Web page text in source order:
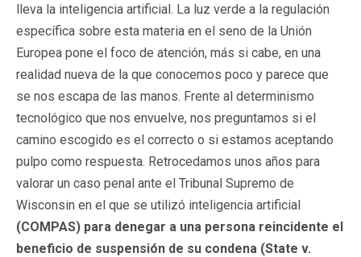
lleva la inteligencia artificial. La luz verde a la regulación
específica sobre esta materia en el seno de la Unión
Europea pone el foco de atención, más si cabe, en una
realidad nueva de la que conocemos poco y parece que
se nos escapa de las manos. Frente al determinismo
tecnológico que nos envuelve, nos preguntamos si el
camino escogido es el correcto o si estamos aceptando
pulpo como respuesta. Retrocedamos unos años para
valorar un caso penal ante el Tribunal Supremo de
Wisconsin en el que se utilizó inteligencia artificial
(COMPAS) para denegar a una persona reincidente el
beneficio de suspensión de su condena (State v.